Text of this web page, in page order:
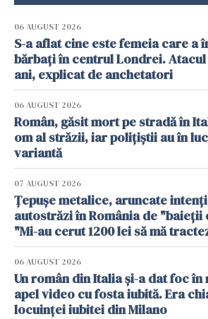
06 AUGUST 2026
S-a aflat cine este femeia care a
bărbați în centrul Londrei.
ani, explicat de anchetatori
06 AUGUST 2026
Român, găsit mort pe stradă în
om al străzii, iar polițiștii au în
variantă
07 AUGUST 2026
Țepușe metalice, aruncate
autostrăzi în România de
"Mi-au cerut 1200 lei să mă
06 AUGUST 2026
Un român din Italia și-a dat foc în
apel video cu fosta iubită. Era
locuinței iubitei din Milano